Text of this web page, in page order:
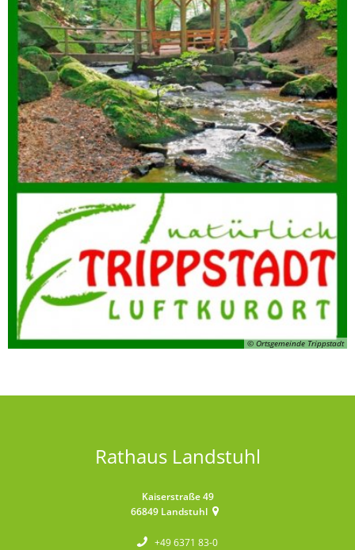
© Ortsgemeinde Trippstadt
Rathaus Landstuhl
Kaiserstraße 49
66849 Landstuhl
+49 6371 83-0